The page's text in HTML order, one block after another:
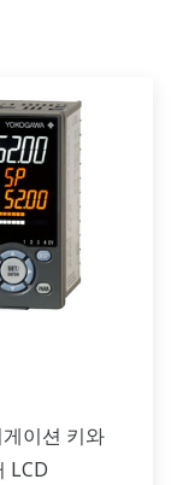
이션 키와
LCD